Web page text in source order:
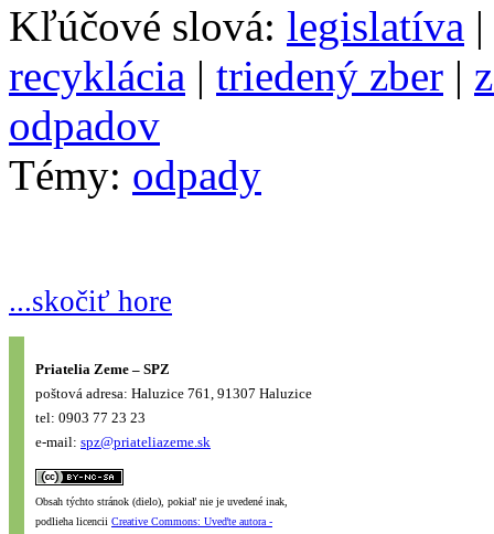
Kľúčové slová: legislatíva |
recyklácia | triedený zber |
odpadov
Témy: odpady
...skočiť hore
Priatelia Zeme – SPZ
poštová adresa: Haluzice 761, 91307 Haluzice
tel: 0903 77 23 23
e-mail: spz@priateliazeme.sk
Obsah týchto stránok (dielo), pokiaľ nie je uvedené inak,
podlieha licencii Creative Commons: Uveďte autora -